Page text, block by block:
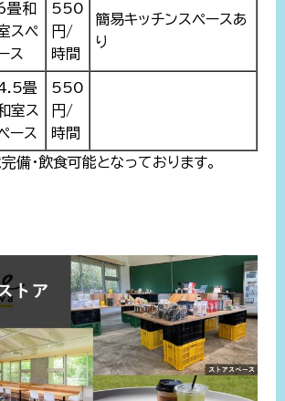
畳和
スペ
ス
550
円/
時間
簡易キッチンスペースあ
り
畳
室ス
ース
550
円/
時間
備・飲食可能となっております。